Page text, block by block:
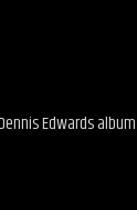
Edwards album